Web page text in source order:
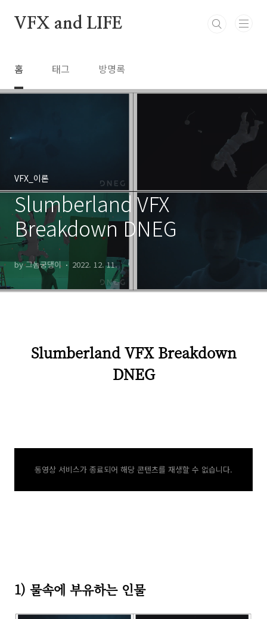
VFX and LIFE
홈 태그 방명록
VFX_이론
Slumberland VFX
Breakdown DNEG
by 그놈궁댕이 2022. 12. 11.
Slumberland VFX Breakdown
DNEG
동영상 서비스가 종료되어 해당 콘텐츠를 재생할 수 없습니다.
1) 물속에 부유하는 인물